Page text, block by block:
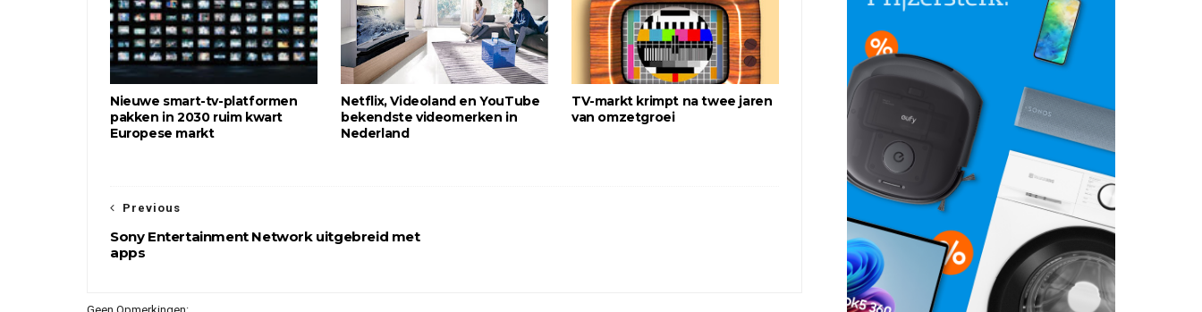
Nieuwe smart-tv-platformen
pakken in 2030 ruim kwart
Europese markt
Netflix, Videoland en YouTube
bekendste videomerken in
Nederland
TV-markt krimpt na twee jaren
van omzetgroei
Previous
Sony Entertainment Network uitgebreid met
apps